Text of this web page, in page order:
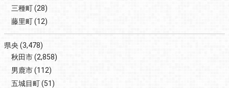
三種町(28)
藤里町(12)
県央(3,478)
秋田市(2,858)
男鹿市(112)
五城目町(51)